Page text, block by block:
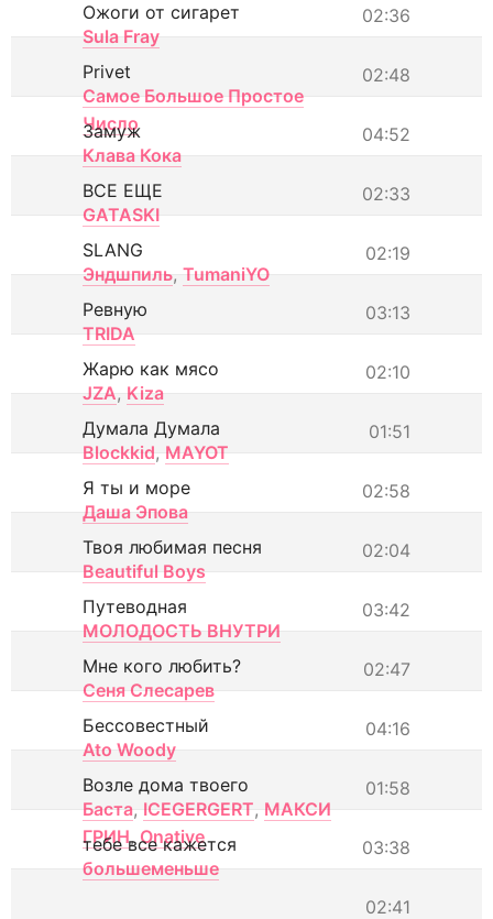
02:36
Ожоги от сигарет
Sula Fray
02:48
Privet
Самое Большое Простое
Число
04:52
Замуж
Клава Кока
02:33
ВСЕ ЕЩЕ
GATASKI
02:19
SLANG
Эндшпиль, TumaniYO
03:13
Ревную
TRIDA
02:10
Жарю как мясо
JZA, Kiza
01:51
Думала Думала
Blockkid, MAYOT
02:58
Я ты и море
Даша Эпова
02:04
Твоя любимая песня
Beautiful Boys
03:42
Путеводная
МОЛОДОСТЬ ВНУТРИ
02:47
Мне кого любить?
Сеня Слесарев
04:16
Бессовестный
Ato Woody
01:58
Возле дома твоего
Баста, ICEGERGERT, МАКСИ
ГРИН, Onative 03:38
тебе все кажется
большеменьше
02:41